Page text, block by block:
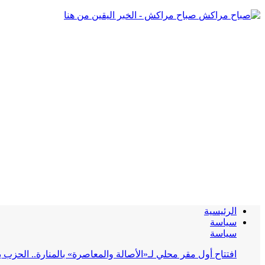
صباح مراكش - الخبر اليقين من هنا
الرئيسية
سياسة
سياسة
افتتاح أول مقر محلي لـ«الأصالة والمعاصرة» بالمنارة..